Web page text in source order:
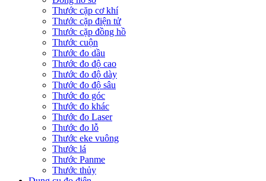
Thước cặp cơ khí
Thước cặp điện tử
Thước cặp đồng hồ
Thước cuộn
Thước đo dầu
Thước đo độ cao
Thước đo độ dày
Thước đo độ sâu
Thước đo góc
Thước đo khác
Thước đo Laser
Thước đo lỗ
Thước eke vuông
Thước lá
Thước Panme
Thước thủy